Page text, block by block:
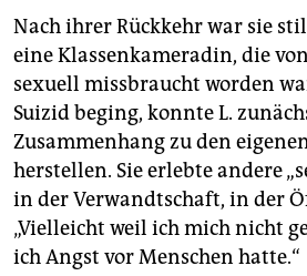
Nach ihrer Rückkehr war sie
eine Klassenkameradin, die
sexuell missbraucht worden
Suizid beging, konnte L.
Zusammenhang zu den
herstellen. Sie erlebte andere
in der Verwandtschaft, in der
„Vielleicht weil ich mich nicht
ich Angst vor Menschen hatte.“